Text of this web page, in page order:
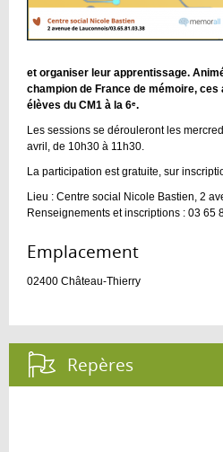
et organiser leur apprentissage.
champion de France de mémoire,
élèves du CM1 à la 6ᵉ.
Les sessions se dérouleront les
avril, de 10h30 à 11h30.
La participation est gratuite, sur
Lieu : Centre social Nicole Bastien, 2
Renseignements et inscriptions : 03 65
Emplacement :
02400 Château-Thierry
Repères :